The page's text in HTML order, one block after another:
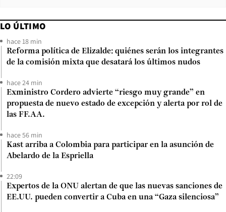
LO ÚLTIMO
hace 18 min
Reforma política de Elizalde: quiénes serán los integrantes
de la comisión mixta que desatará los últimos nudos
hace 24 min
Exministro Cordero advierte “riesgo muy grande” en
propuesta de nuevo estado de excepción y alerta por rol de
las FF.AA.
hace 56 min
Kast arriba a Colombia para participar en la asunción de
Abelardo de la Espriella
22:09
Expertos de la ONU alertan de que las nuevas sanciones de
EE.UU. pueden convertir a Cuba en una “Gaza silenciosa”